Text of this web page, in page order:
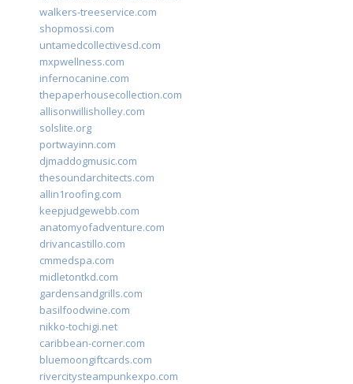
walkers-treeservice.com
shopmossi.com
untamedcollectivesd.com
mxpwellness.com
infernocanine.com
thepaperhousecollection.com
allisonwillisholley.com
solslite.org
portwayinn.com
djmaddogmusic.com
thesoundarchitects.com
allin1roofing.com
keepjudgewebb.com
anatomyofadventure.com
drivancastillo.com
cmmedspa.com
midletontkd.com
gardensandgrills.com
basilfoodwine.com
nikko-tochigi.net
caribbean-corner.com
bluemoongiftcards.com
rivercitysteampunkexpo.com